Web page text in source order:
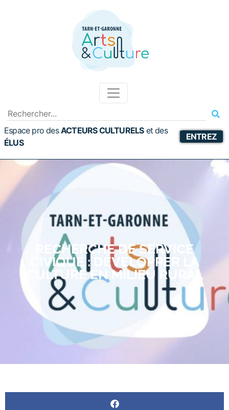
Espace pro desACTEURS CULTURELS etdes
ÉLUS
ENTREZ
RECHERCHE DE SERVICE
CIVIQUE : DÉVELOPPER LA
CULTURE EN MILIEU RURAL